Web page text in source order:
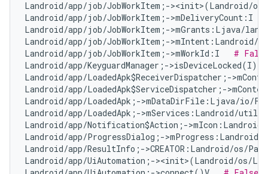
Landroid/app/job/JobWorkItem;-
Landroid/app/job/JobWorkItem;->mDeliveryCount:I
Landroid/app/job/JobWorkItem;->mGrants:Ljava/
Landroid/app/job/JobWorkItem;-
Landroid/app/job/JobWorkItem;->mWorkId:I #
Landroid/app/KeyguardManager;-
Landroid/app/LoadedApk$ReceiverDispatcher;-
Landroid/app/LoadedApk$ServiceDispatcher;-
Landroid/app/LoadedApk;->mDataDirFile:Ljava/
Landroid/app/LoadedApk;->mServices:Landroid/
Landroid/app/Notification$Action;-
Landroid/app/ProgressDialog;-
Landroid/app/ResultInfo;->CREATOR:Landroid/os/
Landroid/app/UiAutomation;-><init>(Landroid/os/